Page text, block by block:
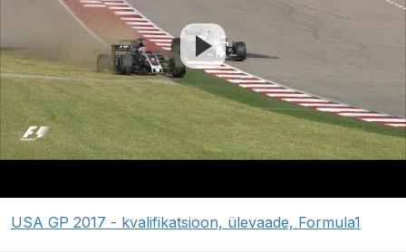
USA GP 2017 - kvalifikatsioon, ülevaade, Formula1